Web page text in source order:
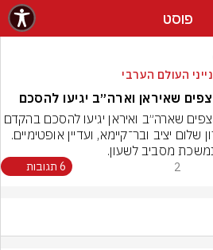
פוסט
העולם הערבי
שאיראן וארה״ב יגיעו להסכם
מסביב לשעון.
2 6 תגובות